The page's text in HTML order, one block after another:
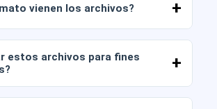
enviado a tu correo electrónico.
vienen los archivos?
incluyen archivos AI o PDF.
estos archivos para fines